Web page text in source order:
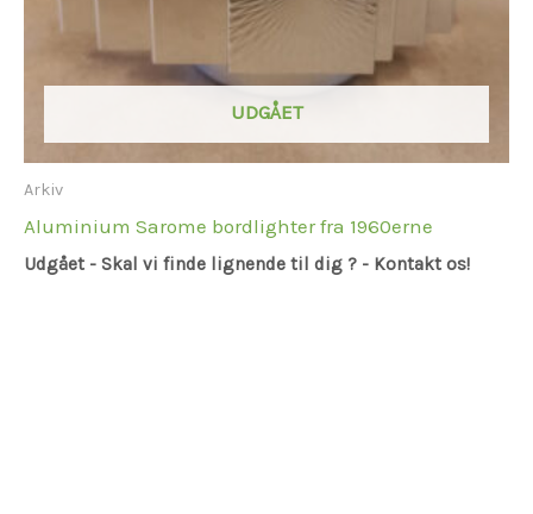
UDGÅET
Arkiv
Aluminium Sarome bordlighter fra 1960erne
Udgået - Skal vi finde lignende til dig ? - Kontakt os!